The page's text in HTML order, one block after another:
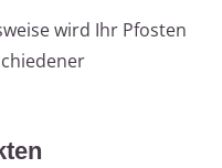
wird Ihr Pfosten